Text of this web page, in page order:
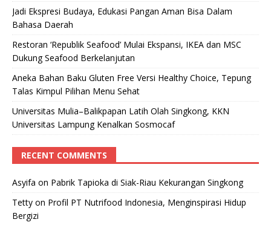
Jadi Ekspresi Budaya, Edukasi Pangan Aman Bisa Dalam
Bahasa Daerah
Restoran ‘Republik Seafood’ Mulai Ekspansi, IKEA dan MSC
Dukung Seafood Berkelanjutan
Aneka Bahan Baku Gluten Free Versi Healthy Choice, Tepung
Talas Kimpul Pilihan Menu Sehat
Universitas Mulia–Balikpapan Latih Olah Singkong, KKN
Universitas Lampung Kenalkan Sosmocaf
RECENT COMMENTS
Asyifa on Pabrik Tapioka di Siak-Riau Kekurangan Singkong
Tetty on Profil PT Nutrifood Indonesia, Menginspirasi Hidup
Bergizi